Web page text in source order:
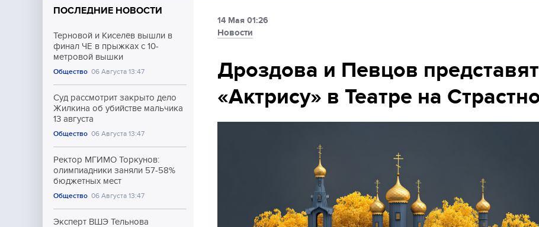
Ближний Восток
Общество
Экономика
Культура
Спорт
ПОСЛЕДНИЕ НОВОСТИ
Терновой и Киселёв вышли в
финал ЧЕ в прыжках с 10-
метровой вышки
Общество 06 Августа 13:47
Суд рассмотрит закрыто дело
Жилкина об убийстве мальчика
13 августа
Общество 06 Августа 13:47
Ректор МГИМО Торкунов:
олимпиадники заняли 57-58%
бюджетных мест
Общество 06 Августа 13:47
Эксперт ВШЭ Тельнова
14 Мая 01:26
Новости
Дроздова и Певцов представят
«Актрису» в Театре на